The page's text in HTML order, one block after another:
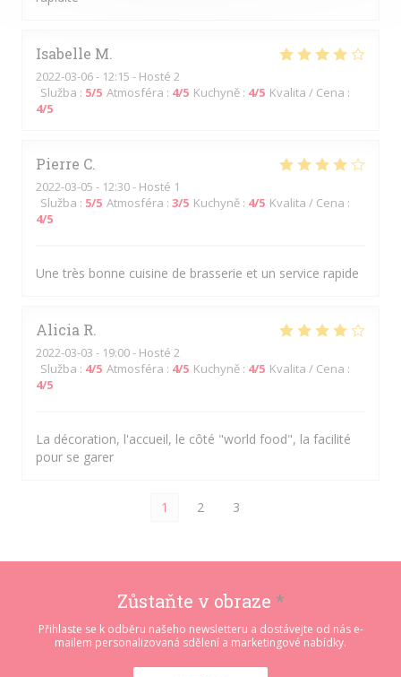
Isabelle M
2022-03-06- 12:15 - Hosté 2
Služba : 5/5 Atmosféra : 4/5 Kuchyně : 4/5 Kvalita / Cena :
4/5
Pierre C
2022-03-05 - 12:30 - Hosté 1
Služba : 5/5 Atmosféra : 3/5 Kuchyně : 4/5 Kvalita / Cena :
4/5
Une très bonne cuisine de brasserie et un service rapide
Alicia R
2022-03-03 - 19:00 - Hosté 2
Služba : 4/5 Atmosféra : 4/5 Kuchyně : 4/5 Kvalita / Cena :
4/5
La décoration, l'accueil, le côté "world food", la facilité
pour se garer
1 2 3
Zůstaňte v obraze *
Přihlaste se k odběru našeho newsletteru a dostávejte od nás e-
mailem personalizovaná sdělení a marketingové nabídky.